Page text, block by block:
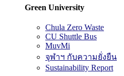
Green University
Chula Zero Waste
CU Shuttle Bus
MuvMi
จุฬาฯ กับความยั่งยืน
Sustainability Report